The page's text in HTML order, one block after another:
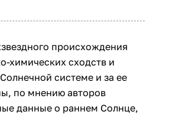
происхождения
химических сходств и
системе и за ее
по мнению авторов
данные о раннем Солнце,